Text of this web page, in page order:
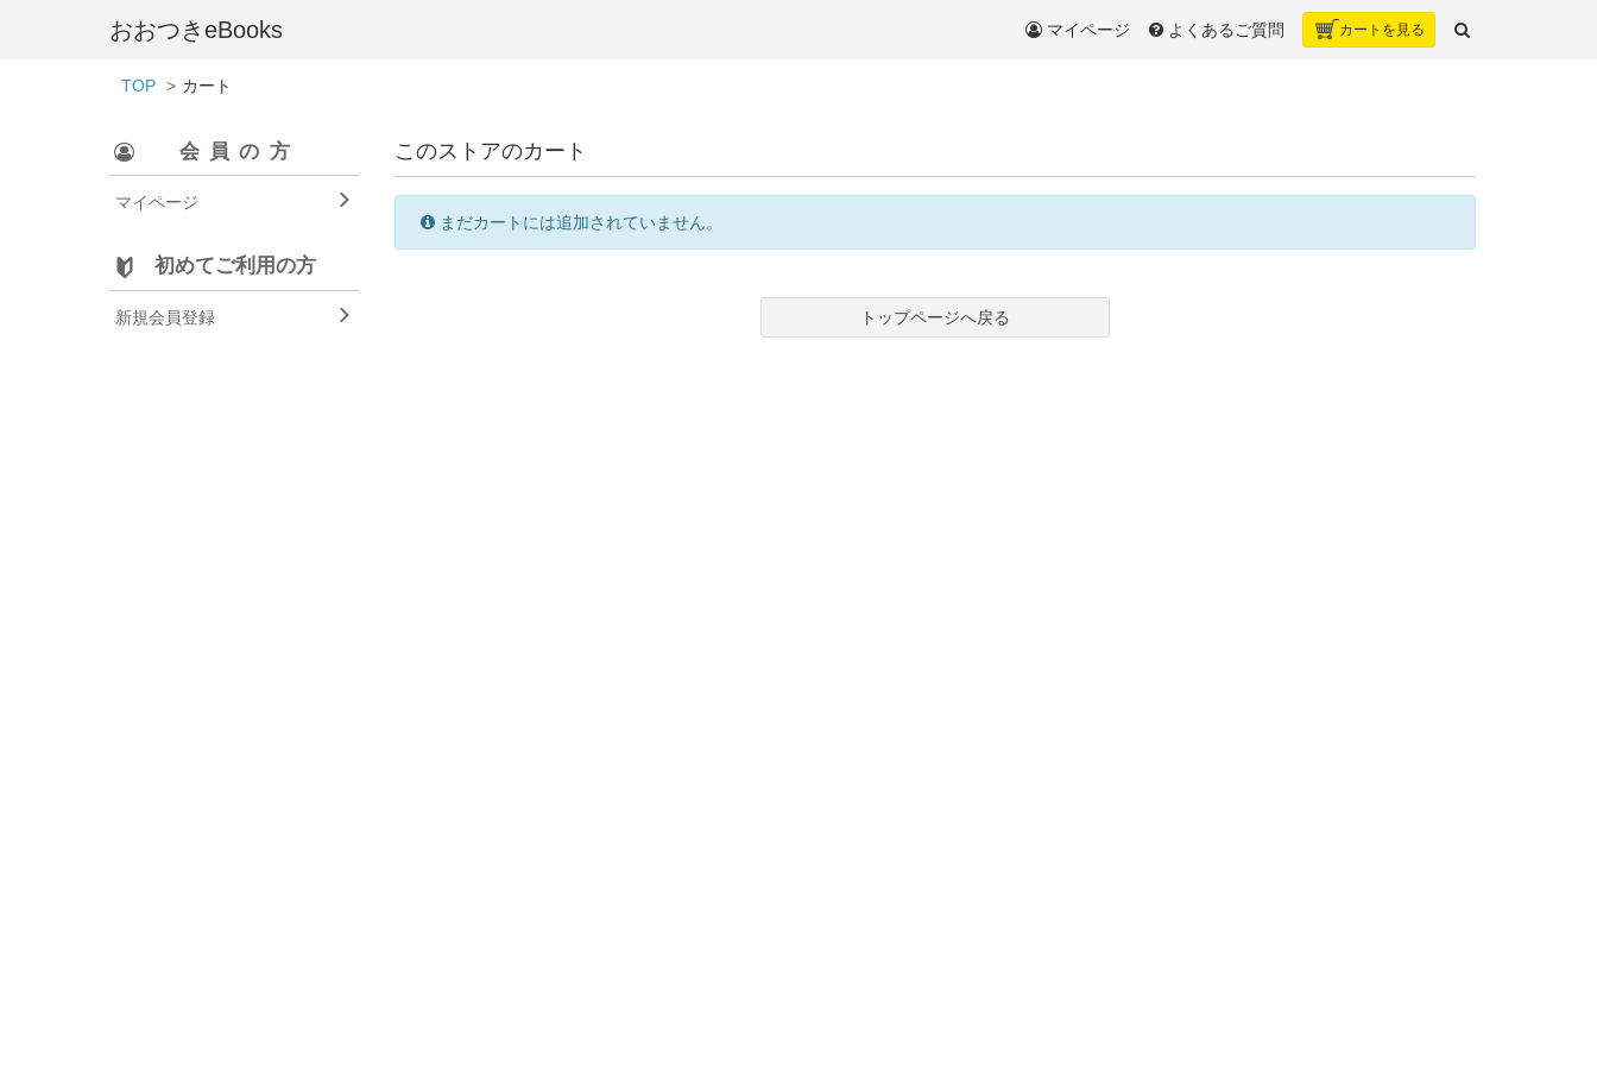
おおつきeBooks マイページ よくあるご質問 カート を見る
TOP カート
会員の方
マイページ
初めてご利用の方
新規会員登録
このストアのカート
まだカートには追加されていません。
トップページへ戻る